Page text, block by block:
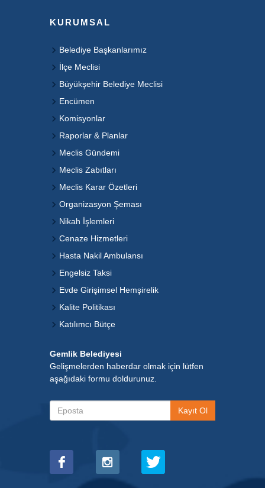
KURUMSAL
Belediye Başkanlarımız
İlçe Meclisi
Büyükşehir Belediye Meclisi
Encümen
Komisyonlar
Raporlar & Planlar
Meclis Gündemi
Meclis Zabıtları
Meclis Karar Özetleri
Organizasyon Şeması
Nikah İşlemleri
Cenaze Hizmetleri
Hasta Nakil Ambulansı
Engelsiz Taksi
Evde Girişimsel Hemşirelik
Kalite Politikası
Katılımcı Bütçe
Gemlik Belediyesi
Gelişmelerden haberdar olmak için lütfen
aşağıdaki formu doldurunuz.